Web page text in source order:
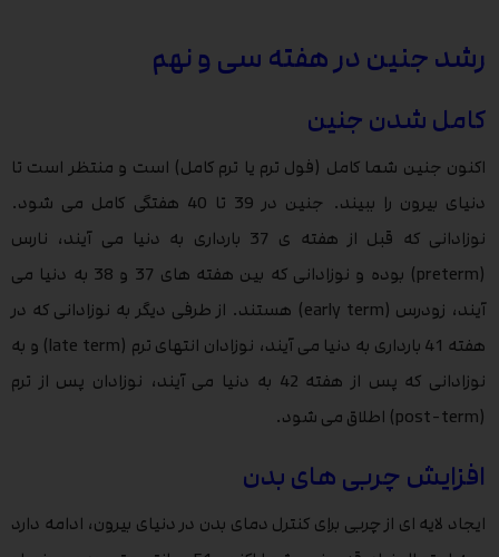
رشد جنین در هفته سی و نهم
کامل شدن جنین
اکنون جنین شما کامل (فول ترم یا ترم کامل) است و منتظر است تا
دنیای بیرون را ببیند. جنین در 39 تا 40 هفتگی کامل می شود.
نوزادانی که قبل از هفته ی 37 بارداری به دنیا می آیند، نارس
(preterm) بوده و نوزادانی که بین هفته های 37 و 38 به دنیا می
آیند، زودرس (early term) هستند. از طرفی دیگر به نوزادانی که در
هفته 41 بارداری به دنیا می آیند، نوزادان انتهای ترم (late term) و به
نوزادانی که پس از هفته 42 به دنیا می آیند، نوزادان پس از ترم
(post-term) اطلاق می شود.
افزایش چربی های بدن
ایجاد لایه ای از چربی برای کنترل دمای بدن در دنیای بیرون، ادامه دارد